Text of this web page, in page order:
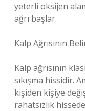
yeterli oksijen
ağrı başlar.
Kalp Ağrısının
Kalp ağrısının
sıkışma hissidir.
kişiden kişiye
rahatsızlık